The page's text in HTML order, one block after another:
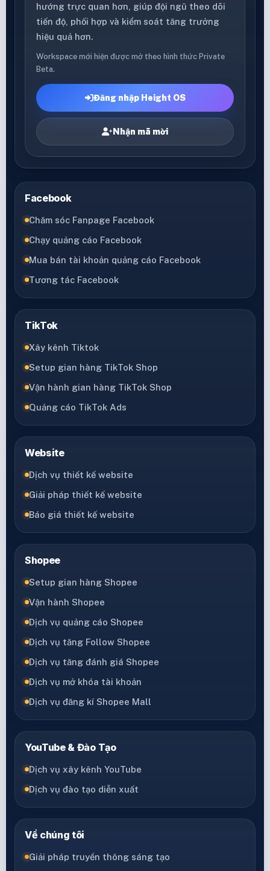
hướng trực quan hơn, giúp đội ngũ theo dõi
tiến độ, phối hợp và kiểm soát tăng trưởng
hiệu quả hơn.
Workspace mới hiện được mở theo hình thức Private
Beta.
Đăng nhập Height OS
Nhận mã mời
Facebook
Chăm sóc Fanpage Facebook
Chạy quảng cáo Facebook
Mua bán tài khoản quảng cáo Facebook
Tương tác Facebook
TikTok
Xây kênh Tiktok
Setup gian hàng TikTok Shop
Vận hành gian hàng TikTok Shop
Quảng cáo TikTok Ads
Website
Dịch vụ thiết kế website
Giải pháp thiết kế website
Báo giá thiết kế website
Shopee
Setup gian hàng Shopee
Vận hành Shopee
Dịch vụ quảng cáo Shopee
Dịch vụ tăng Follow Shopee
Dịch vụ tăng đánh giá Shopee
Dịch vụ mở khóa tài khoản
Dịch vụ đăng kí Shopee Mall
YouTube & Đào Tạo
Dịch vụ xây kênh YouTube
Dịch vụ đào tạo diễn xuất
Về chúng tôi
Giải pháp truyền thông sáng tạo